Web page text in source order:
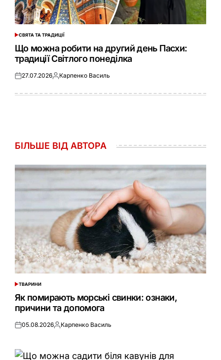
ОПУБЛІКУВАТИ
У
СВЯТА ТА ТРАДИЦІЇ
Що можна робити на другий день Пасхи:
традиції Світлого понеділка
Оприлюднено
27.07.2026Опубліковано
Карпенко Василь
БІЛЬШЕ ВІД АВТОРА
ОПУБЛІКУВАТИ
ТВАРИНИ
Як помирають морські свинки: ознаки,
причини та допомога
Оприлюднено
05.08.2026Опубліковано
Карпенко Василь